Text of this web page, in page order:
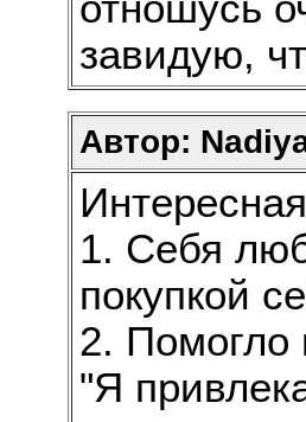
завидую,
Автор:
1. Себя
покупкой
2. Помогло
"Я